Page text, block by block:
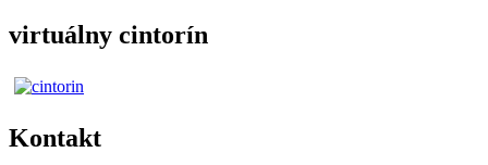
virtuálny cintorín
Kontakt